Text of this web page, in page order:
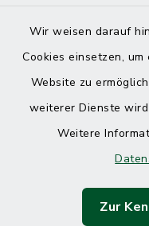
Wir weisen darauf
Cookies einsetzen,
Website zu
weiterer Dienste
Weitere
Zur